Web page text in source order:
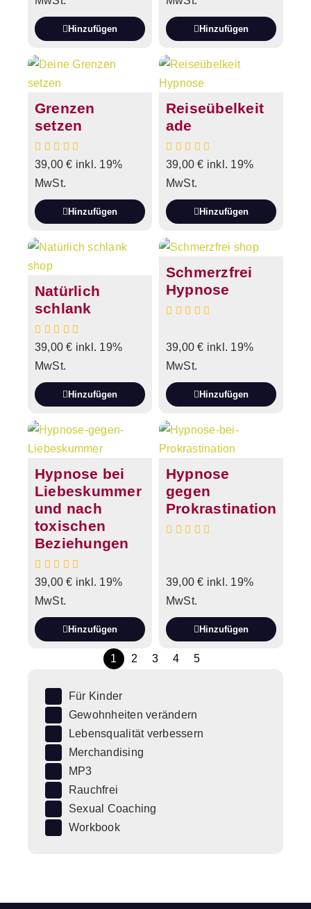
Hinzufügen Hinzufügen
Grenzen
setzen
39,00€ inkl. 19%
MwSt.
Hinzufügen
Reiseübelkeit
ade
39,00€ inkl. 19%
MwSt.
Hinzufügen
Natürlich
schlank
39,00€ inkl. 19%
MwSt.
Hinzufügen
Schmerzfrei
Hypnose
39,00€ inkl. 19%
MwSt.
Hinzufügen
Hypnose bei
Liebeskummer
und nach
toxischen
Beziehungen
39,00€ inkl. 19%
MwSt.
Hinzufügen
Hypnose
gegen
Prokrastination
39,00€ inkl. 19%
MwSt.
Hinzufügen
1 2 3 4 5
Für Kinder
Gewohnheiten verändern
Lebensqualität verbessern
Merchandising
MP3
Rauchfrei
Sexual Coaching
Workbook